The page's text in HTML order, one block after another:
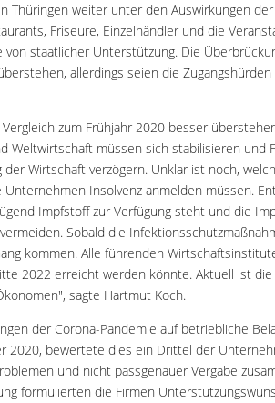
Thüringen weiter unter den Auswirkungen
Friseure, Einzelhändler und die
staatlicher Unterstützung. Die
allerdings seien die
zum Frühjahr 2020 besser
Weltwirtschaft müssen sich stabilisieren und
Wirtschaft verzögern. Unklar ist noch,
Insolvenz anmelden müssen.
Impfstoff zur Verfügung steht und die
Sobald die
kommen. Alle führenden
2022 erreicht werden könnte. Aktuell ist
sagte Hartmut Koch.
der Corona-Pandemie auf betriebliche
2020, bewertete dies ein Drittel der
und nicht passgenauer Vergabe
formulierten die Firmen